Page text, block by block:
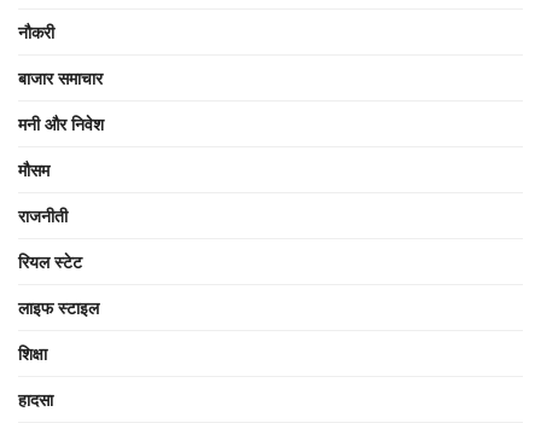
नौकरी
बाजार समाचार
मनी और निवेश
मौसम
राजनीती
रियल स्टेट
लाइफ स्टाइल
शिक्षा
हादसा